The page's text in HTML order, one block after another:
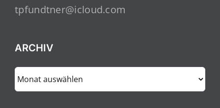
tpfundtner@icloud.com
ARCHIV
ARCHIV